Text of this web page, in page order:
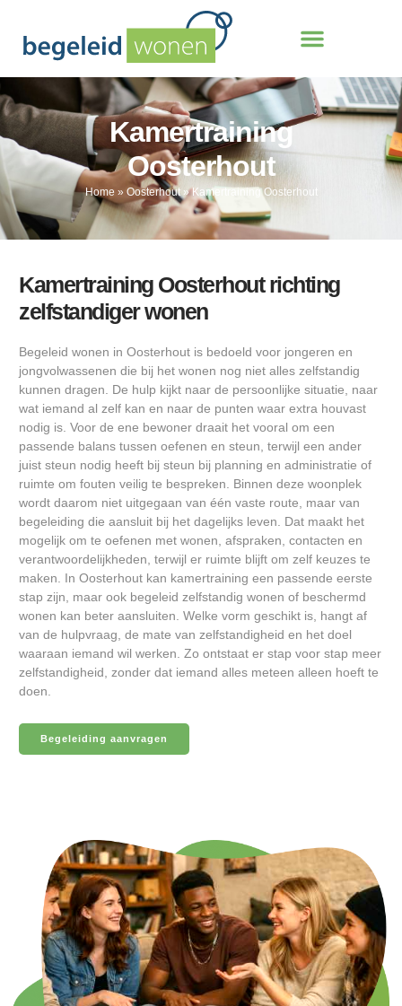
Kamertraining
Oosterhout
Home » Oosterhout»Kamertraining Oosterhout
Kamertraining Oosterhout richting
zelfstandiger wonen
Begeleid wonen in Oosterhout is bedoeld voor jongeren en
jongvolwassenen die bij het wonen nog niet alles zelfstandig
kunnen dragen. De hulp kijkt naar de persoonlijke situatie, naar
wat iemand al zelf kan en naar de punten waar extra houvast
nodig is. Voor de ene bewoner draait het vooral om een
passende balans tussen oefenen en steun, terwijl een ander
juist steun nodig heeft bij steun bij planning en administratie of
ruimte om fouten veilig te bespreken. Binnen deze woonplek
wordt daarom niet uitgegaan van één vaste route, maar van
begeleiding die aansluit bij het dagelijks leven. Dat maakt het
mogelijk om te oefenen met wonen, afspraken, contacten en
verantwoordelijkheden, terwijl er ruimte blijft om zelf keuzes te
maken. In Oosterhout kan kamertraining een passende eerste
stap zijn, maar ook begeleid zelfstandig wonen of beschermd
wonen kan beter aansluiten. Welke vorm geschikt is, hangt af
van de hulpvraag, de mate van zelfstandigheid en het doel
waaraan iemand wil werken. Zo ontstaat er stap voor stap meer
zelfstandigheid, zonder dat iemand alles meteen alleen hoeft te
doen.
Begeleiding aanvragen